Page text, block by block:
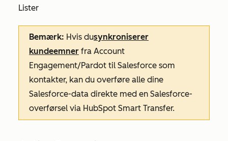
Lister
Bemærk: Hvis dusynkroniserer
kundeemner fra Account
Engagement/Pardot til Salesforce som
kontakter, kan du overføre alle dine
Salesforce-data direkte med en Salesforce-
overførsel via HubSpot Smart Transfer.